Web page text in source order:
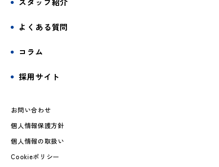
よくある質問
コラム
採用サイト
お問い合わせ
個人情報保護方針
個人情報の取扱い
Cookieポリシー